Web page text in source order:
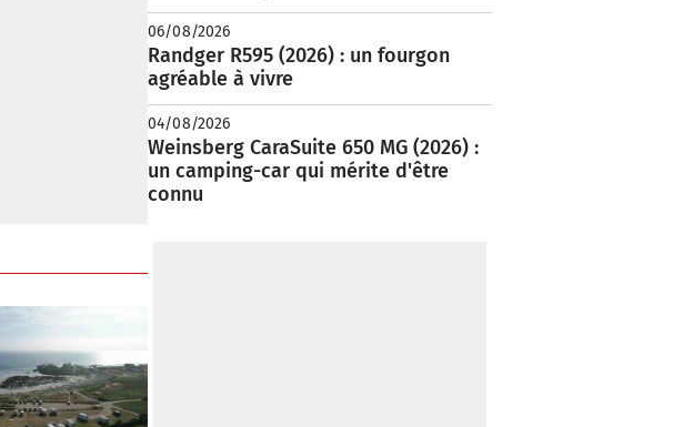
06/08/2026
Randger R595 (2026) : un fourgon
agréable à vivre
04/08/2026
Weinsberg CaraSuite 650 MG (2026) :
un camping-car qui mérite d'être
connu